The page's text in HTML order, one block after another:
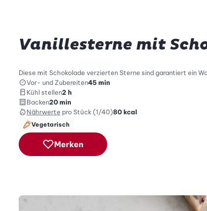
Vanillesterne mit
Diese mit Schokolade verzierten Sterne sind garantiert ein
Vor- und Zubereiten45 min
Kühl stellen2 h
Backen20 min
Nährwerte pro Stück (1/40)80 kcal
Vegetarisch
Merken